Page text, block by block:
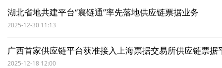
湖北省地共建平台“襄链通”率先落地供应链票据业务
2025-12-30 11:13
广西首家供应链平台获准接入上海票据交易所供应链票据
2025-12-18 12:00